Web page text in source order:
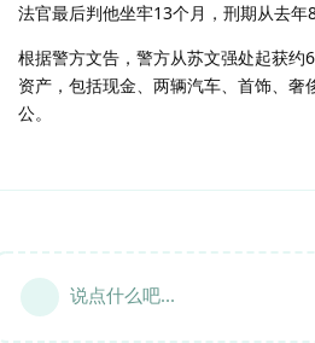
法官最后判他坐牢13个月，刑期从去年
根据警方文告，警方从苏文强处起获约
资产，包括现金、两辆汽车、首饰、奢
公。
说点什么吧...